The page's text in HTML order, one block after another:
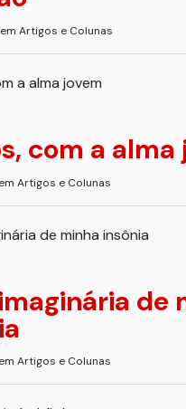
Artigos e Colunas
com a alma
Artigos e Colunas
de
Artigos e Colunas